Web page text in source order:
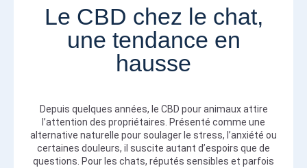
Le CBD chez le chat,
une tendance en
hausse
Depuis quelques années, le CBD pour animaux attire
l’attention des propriétaires. Présenté comme une
alternative naturelle pour soulager le stress, l’anxiété ou
certaines douleurs, il suscite autant d’espoirs que de
questions. Pour les chats, réputés sensibles et parfois